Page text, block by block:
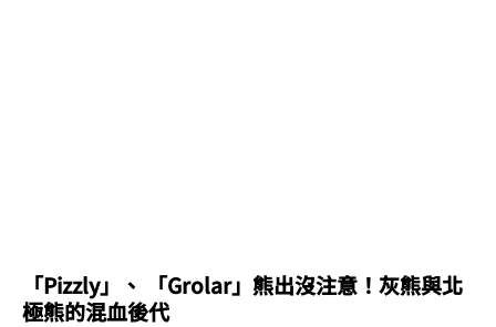
「Pizzly」、 「Grolar」熊出沒注意！灰熊與北
極熊的混血後代